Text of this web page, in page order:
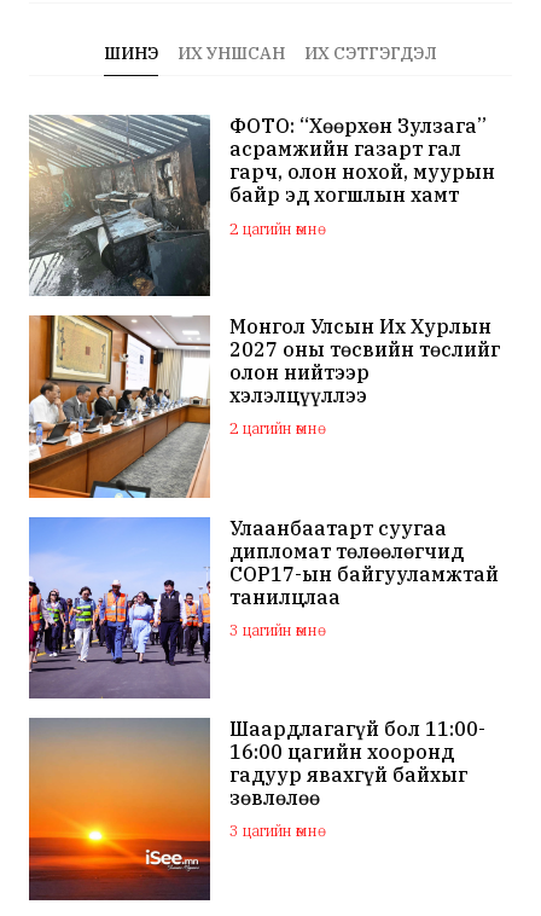
ШИНЭ ИХ УНШСАН ИХ СЭТГЭГДЭЛ
ФОТО: “Хөөрхөн Зулзага”
асрамжийн газарт гал
гарч, олон нохой, муурын
байр эд хогшлын хамт
шатжээ
2 цагийн өмнө
Монгол Улсын Их Хурлын
2027 оны төсвийн төслийг
олон нийтээр
хэлэлцүүллээ
2 цагийн өмнө
Улаанбаатарт суугаа
дипломат төлөөлөгчид
COP17-ын байгууламжтай
танилцлаа
3 цагийн өмнө
Шаардлагагүй бол 11:00-
16:00 цагийн хооронд
гадуур явахгүй байхыг
зөвлөлөө
3 цагийн өмнө